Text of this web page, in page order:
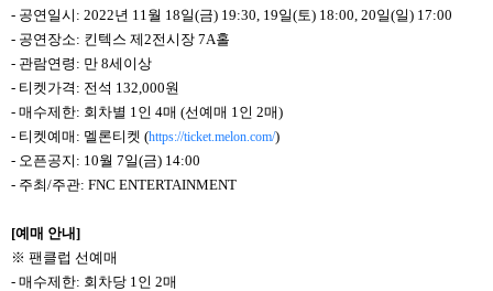
- 공연일시: 2022년 11월 18일(금) 19:30, 19일(토) 18:00, 20일(일) 17:00
- 공연장소: 킨텍스 제2전시장 7A홀
- 관람연령: 만 8세이상
- 티켓가격: 전석 132,000원
- 매수제한: 회차별 1인 4매 (선예매 1인 2매)
- 티켓예매: 멜론티켓 (https://ticket.melon.com/)
- 오픈공지: 10월 7일(금) 14:00
- 주최/주관: FNC ENTERTAINMENT
[예매 안내]
※ 팬클럽 선예매
- 매수제한: 회차당 1인 2매